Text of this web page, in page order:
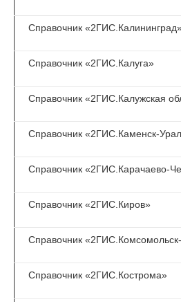
Справочник
Справочник «2ГИС.Калуга»
Справочник «2ГИС.Калужская
Справочник «2ГИС.Каменск-
Справочник «2ГИС.Карачаево-
Справочник «2ГИС.Киров»
Справочник
Справочник «2ГИС.Кострома»